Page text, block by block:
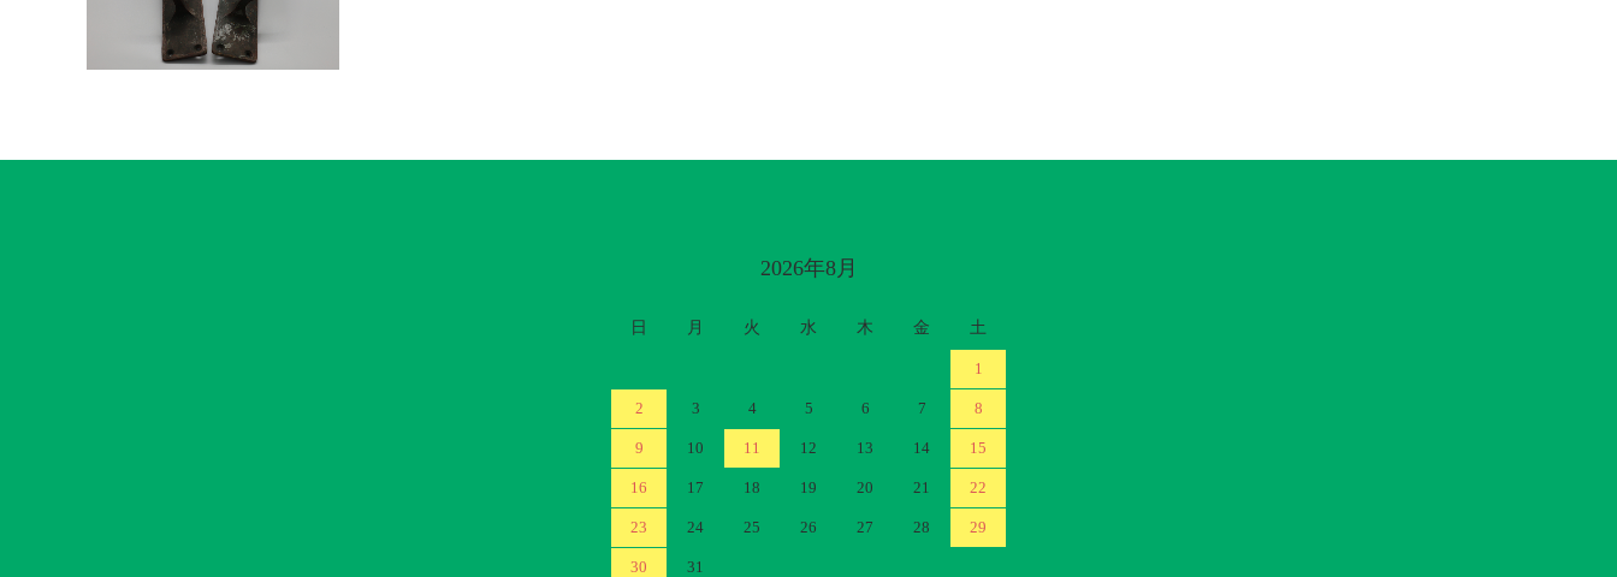
2026年8月
日 月 火 水 木 金 土
1
2 3 4 5 6 7 8
9 10 11 12 13 14 15
16 17 18 19 20 21 22
23 24 25 26 27 28 29
30 31